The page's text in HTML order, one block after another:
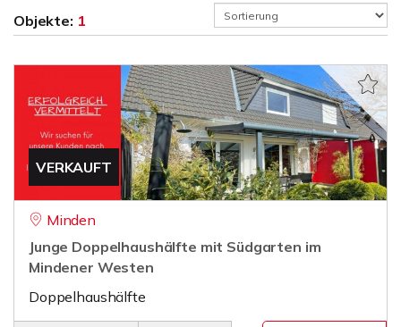
Objekte: 1
VERKAUFT
Minden
Junge Doppelhaushälfte mit Südgarten im
Mindener Westen
Doppelhaushälfte